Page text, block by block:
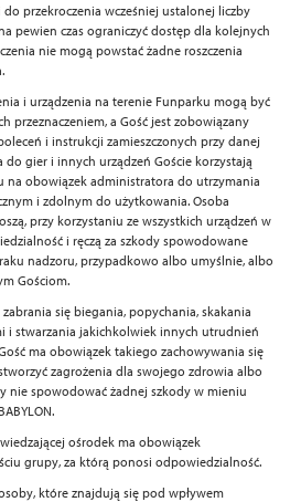
przekroczenia wcześniej ustalonej liczby
pewien czas ograniczyć dostęp dla kolejnych
nie mogą powstać żadne roszczenia
i urządzenia na terenie Funparku mogą być
przeznaczeniem, a Gość jest zobowiązany
i instrukcji zamieszczonych przy danej
do gier i innych urządzeń Goście korzystają
na obowiązek administratora do utrzymania
i zdolnym do użytkowania. Osoba
przy korzystaniu ze wszystkich urządzeń w
i ręczą za szkody spowodowane
nadzoru, przypadkowo albo umyślnie, albo
Gościom.
się biegania, popychania, skakania
i stwarzania jakichkolwiek innych utrudnień
ma obowiązek takiego zachowywania się
zagrożenia dla swojego zdrowia albo
nie spowodować żadnej szkody w mieniu
ośrodek ma obowiązek
grupy, za którą ponosi odpowiedzialność.
które znajdują się pod wpływem